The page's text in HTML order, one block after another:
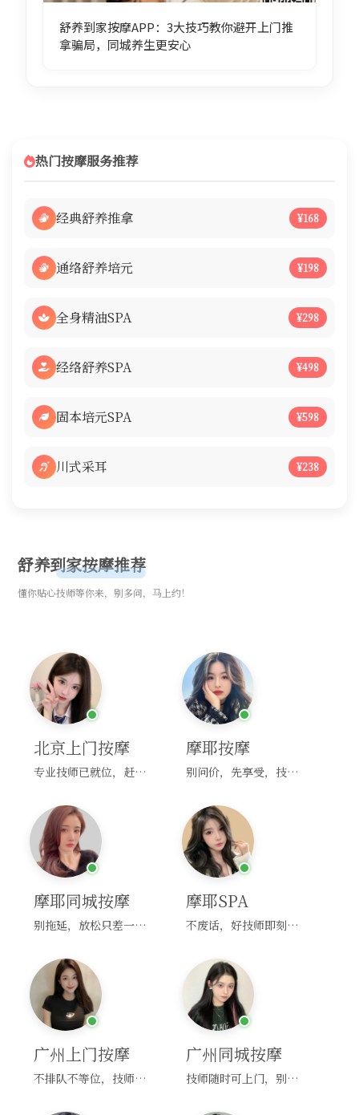
舒养到家按摩APP：3大技巧教你避开上门推
拿骗局，同城养生更安心
热门按摩服务推荐
经典舒养推拿 ¥168
通络舒养培元 ¥198
全身精油SPA ¥298
经络舒养SPA ¥498
固本培元SPA ¥598
川式采耳 ¥238
舒养到家按摩推荐
懂你贴心技师等你来，别多问，马上约！
北京上门按摩
专业技师已就位，赶紧下单！
摩耶按摩
别问价，先享受，技师马上到！
摩耶同城按摩
别拖延，放松只差一次点击！
摩耶SPA
不废话，好技师即刻上门，约！
广州上门按摩
不排队不等位，技师直奔你家！
广州同城按摩
技师随时可上门，别啰嗦，赶紧约！